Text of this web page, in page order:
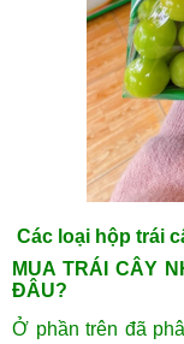
Các loại hộp trái
MUA TRÁI CÂY
ĐÂU?
Ở phần trên đã